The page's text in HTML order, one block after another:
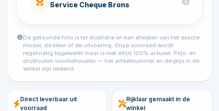
Service Cheque Brons
De getoonde foto is ter illustratie en kan afwijken van het exacte
model, de kleur of de uitvoering. Onze voorraad wordt
regelmatig bijgewerkt maar is niet altijd 100% actueel. Prijs- en
drukfouten voorbehouden — het artikelnummer en de prijs in de
winkel zijn leidend.
Direct leverbaar uit
voorraad
Rijklaar gemaakt in de
winkel